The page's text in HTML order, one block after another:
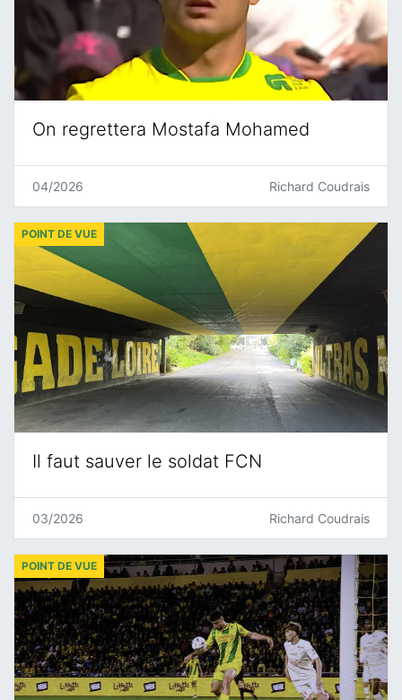
On regrettera Mostafa Mohamed
04/2026 Richard Coudrais
Il faut sauver le soldat FCN
POINT DE VUE
03/2026 Richard Coudrais
POINT DE VUE